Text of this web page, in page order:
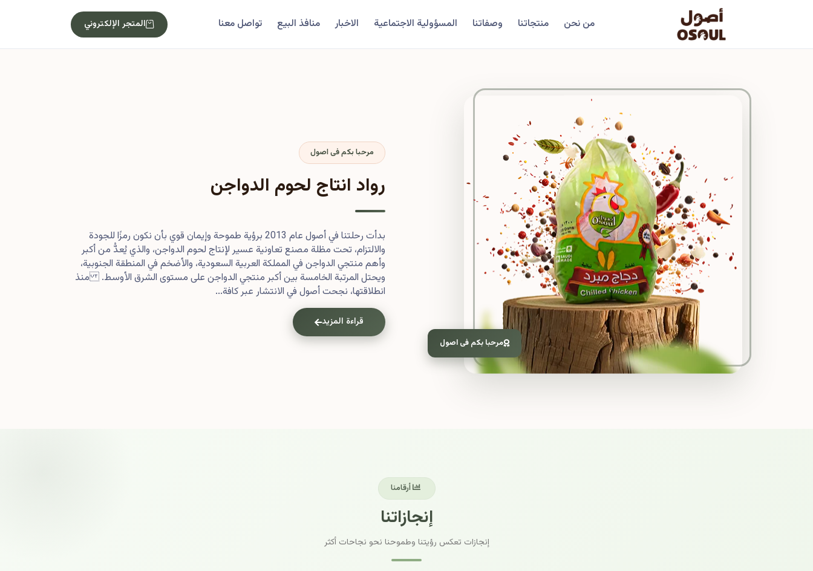
من نحن منتجاتنا وصفاتنا المسؤولية الاجتماعية الاخبار منافذ البيع تواصل معنا المتجر الإلكتروني
مرحبا بكم فى اصول
مرحبا بكم فى اصول
رواد انتاج لحوم الدواجن
بدأت رحلتنا في أصول عام 2013 برؤية طموحة وإيمان قوي بأن نكون رمزًا للجودة
والالتزام، تحت مظلة مصنع تعاونية عسير لإنتاج لحوم الدواجن، والذي يُعدُّ من أكبر
وأهم منتجي الدواجن في المملكة العربية السعودية، والأضخم في المنطقة الجنوبية،
ويحتل المرتبة الخامسة بين أكبر منتجي الدواجن على مستوى الشرق الأوسط. منذ
انطلاقتها، نجحت أصول في الانتشار عبر كافة...
قراءة المزيد
أرقامنا
إنجازاتنا
إنجازات تعكس رؤيتنا وطموحنا نحو نجاحات أكثر